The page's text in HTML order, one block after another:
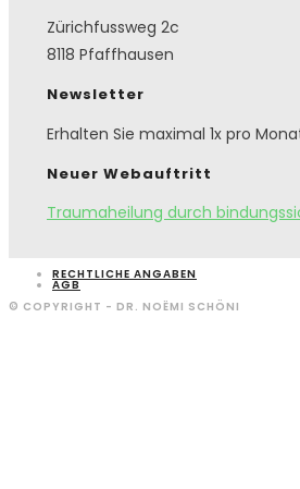
Zürichfussweg 2c
8118 Pfaffhausen
Newsletter
Erhalten Sie maximal 1x pro
Neuer Webauftritt
Traumaheilung durch
RECHTLICHE ANGABEN
AGB
© COPYRIGHT - DR. NOËMI SCHÖNI